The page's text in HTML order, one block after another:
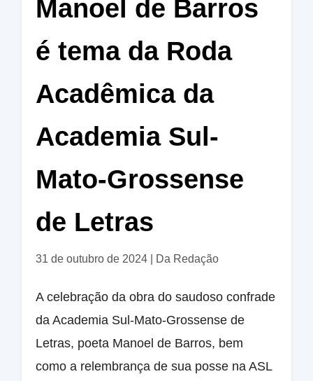
Manoel de Barros
é tema da Roda
Acadêmica da
Academia Sul-
Mato-Grossense
de Letras
31 de outubro de 2024 Da Redação
A celebração da obra do saudoso confrade
da Academia Sul-Mato-Grossense de
Letras, poeta Manoel de Barros, bem
como a relembrança de sua posse na ASL